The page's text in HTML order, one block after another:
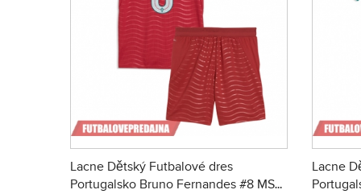
Lacne Dětský Futbalové dres
Portugalsko Bruno Fernandes #8 MS
Lacne